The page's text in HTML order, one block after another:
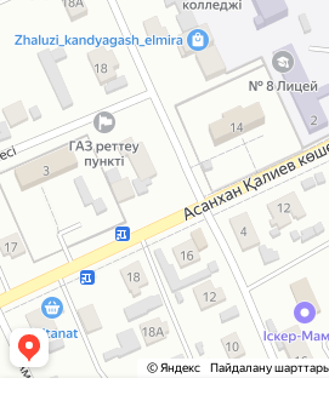
© Яндекс Пайдалану